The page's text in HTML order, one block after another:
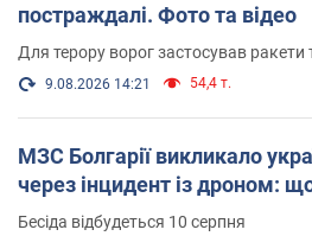
постраждалі. Фото та відео
Для терору ворог застосував ракети
9.08.2026 14:21 54,4 т.
МЗС Болгарії викликало
через інцидент із дроном:
Бесіда відбудеться 10 серпня